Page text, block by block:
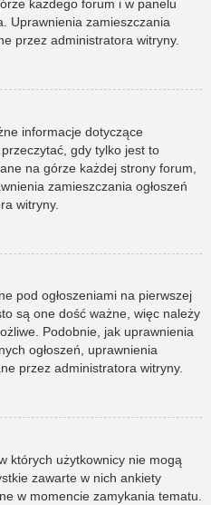
każdego forum i w panelu
Uprawnienia zamieszczania
przez administratora witryny.
informacje dotyczące
gdy tylko jest to
na górze każdej strony forum,
zamieszczania ogłoszeń
witryny.
pod ogłoszeniami na pierwszej
są one dość ważne, więc należy
Podobnie, jak uprawnienia
ogłoszeń, uprawnienia
przez administratora witryny.
których użytkownicy nie mogą
zawarte w nich ankiety
w momencie zamykania tematu.